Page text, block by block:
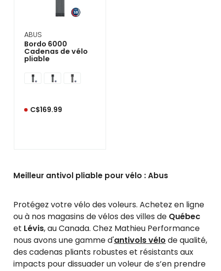
ABUS
Bordo 6000
Cadenas de vélo
pliable
C$169.99
Meilleur antivol pliable pour vélo : Abus
Protégez votre vélo des voleurs. Achetez en ligne
ou à nos magasins de vélos des villes de Québec
et Lévis, au Canada. Chez Mathieu Performance
nous avons une gamme d'antivols vélo de qualité,
des cadenas pliants robustes et résistants aux
impacts pour dissuader un voleur de s’en prendre